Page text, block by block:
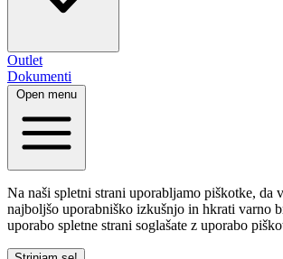
Outlet
Dokumenti
Open menu
Na naši spletni strani uporabljamo piškotke, da
najboljšo uporabniško izkušnjo in hkrati varno
uporabo spletne strani soglašate z uporabo